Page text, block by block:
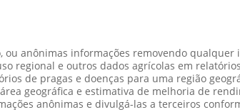
anônimas informações removendo
regional e outros dados agrícolas em
de pragas e doenças para uma região
geográfica e estimativa de melhoria de
anônimas e divulgá-las a terceiros